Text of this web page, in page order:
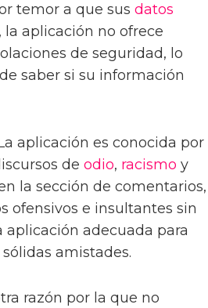
temor a que sus datos
la aplicación no ofrece
de seguridad, lo
saber si su información
aplicación es conocida por
de odio, racismo y
la sección de comentarios,
ofensivos e insultantes sin
aplicación adecuada para
amistades.
razón por la que no